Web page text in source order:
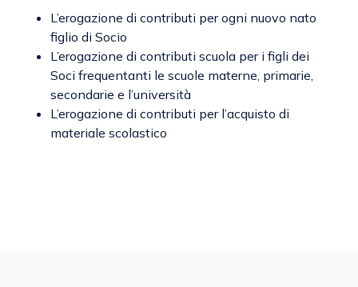
L’erogazione di contributi per ogni nuovo nato
figlio di Socio
L’erogazione di contributi scuola per i figli dei
Soci frequentanti le scuole materne, primarie,
secondarie e l’università
L’erogazione di contributi per l’acquisto di
materiale scolastico